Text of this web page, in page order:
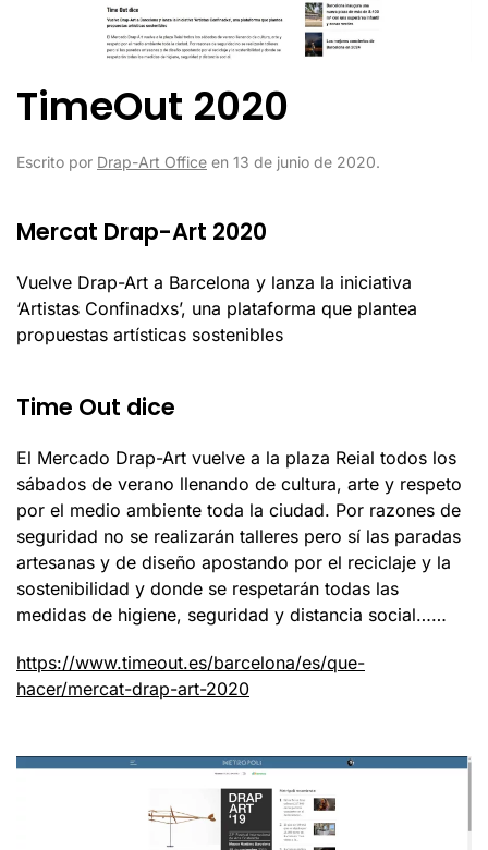
TimeOut 2020
Escrito por Drap-Art Office en 13 de junio de 2020.
Mercat Drap-Art 2020
Vuelve Drap-Art a Barcelona y lanza la iniciativa
‘Artistas Confinadxs’, una plataforma que plantea
propuestas artísticas sostenibles
Time Out dice
El Mercado Drap-Art vuelve a la plaza Reial todos los
sábados de verano llenando de cultura, arte y respeto
por el medio ambiente toda la ciudad. Por razones de
seguridad no se realizarán talleres pero sí las paradas
artesanas y de diseño apostando por el reciclaje y la
sostenibilidad y donde se respetarán todas las
medidas de higiene, seguridad y distancia social……
https://www.timeout.es/barcelona/es/que-
hacer/mercat-drap-art-2020